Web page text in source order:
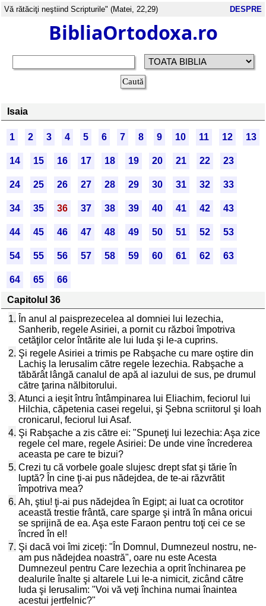
Vă rătăciţi neştiind Scripturile" (Matei, 22,29) DESPRE
BibliaOrtodoxa.ro
Isaia
1 2 3 4 5 6 7 8 9 10 11 12 13
14 15 16 17 18 19 20 21 22 23
24 25 26 27 28 29 30 31 32 33
34 35 36 37 38 39 40 41 42 43
44 45 46 47 48 49 50 51 52 53
54 55 56 57 58 59 60 61 62 63
64 65
66
Capitolul 36
1. În anul al paisprezecelea al domniei lui Iezechia,
Sanherib, regele Asiriei, a pornit cu război împotriva
cetăţilor celor întărite ale lui Iuda şi le-a cuprins.
2. Şi regele Asiriei a trimis pe Rabşache cu mare oştire din
Lachiş la Ierusalim către regele Iezechia. Rabşache a
tăbărât lângă canalul de apă al iazului de sus, pe drumul
către ţarina nălbitorului.
3. Atunci a ieşit întru întâmpinarea lui Eliachim, feciorul lui
Hilchia, căpetenia casei regelui, şi Şebna scriitorul şi Ioah
cronicarul, feciorul lui Asaf.
4. Şi Rabşache a zis către ei: "Spuneţi lui Iezechia: Aşa zice
regele cel mare, regele Asiriei: De unde vine încrederea
aceasta pe care te bizui?
5. Crezi tu că vorbele goale slujesc drept sfat şi tărie în
luptă? În cine ţi-ai pus nădejdea, de te-ai răzvrătit
împotriva mea?
6. Ah, ştiu! ţi-ai pus nădejdea în Egipt; ai luat ca ocrotitor
această trestie frântă, care sparge şi intră în mâna oricui
se sprijină de ea. Aşa este Faraon pentru toţi cei ce se
încred în el!
7. Şi dacă voi îmi ziceţi: "În Domnul, Dumnezeul nostru, ne-
am pus nădejdea noastră", oare nu este Acesta
Dumnezeul pentru Care Iezechia a oprit închinarea pe
dealurile înalte şi altarele Lui le-a nimicit, zicând către
Iuda şi Ierusalim: "Voi vă veţi închina numai înaintea
acestui jertfelnic?"